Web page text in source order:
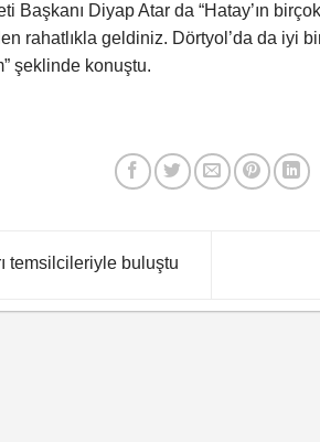
Başkanı Diyap Atar da “Hatay’ın
rahatlıkla geldiniz. Dörtyol’da da iyi
şeklinde konuştu.
temsilcileriyle buluştu